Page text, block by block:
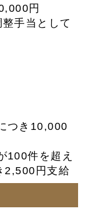
円
手当として
つき10,000
件を超え
2,500円支給